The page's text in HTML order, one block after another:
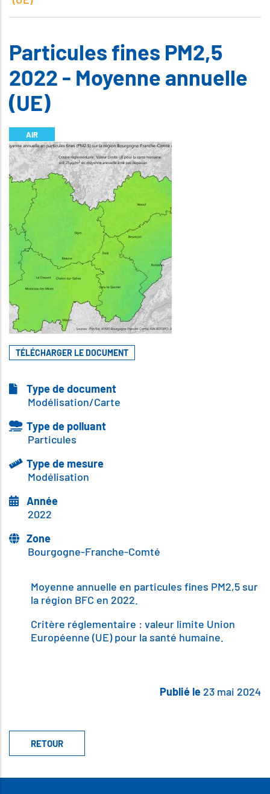
Particules fines PM2,5
2022 - Moyenne annuelle
(UE)
AIR
Illustration
TÉLÉCHARGER LE DOCUMENT
Type de document
Modélisation/Carte
Type de polluant
Particules
Type de mesure
Modélisation
Année
2022
Zone
Bourgogne-Franche-Comté
Body
Moyenne annuelle en particules fines PM2,5 sur
la région BFC en 2022.
Critère réglementaire : valeur limite Union
Européenne (UE) pour la santé humaine.
Publié le 23 mai 2024